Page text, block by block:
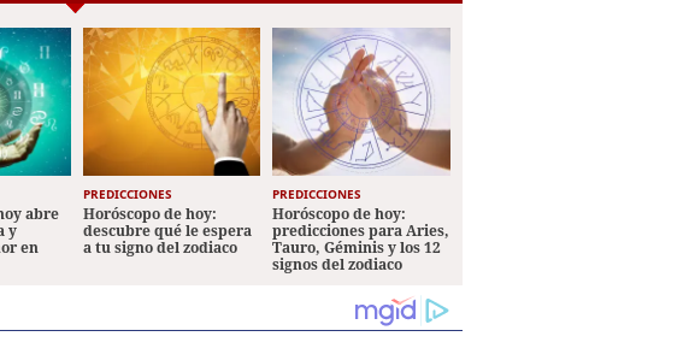
abre
y
en
PREDICCIONES
Horóscopo de hoy:
descubre qué le espera
a tu signo del zodiaco
PREDICCIONES
Horóscopo de hoy:
predicciones para Aries,
Tauro, Géminis y los 12
signos del zodiaco